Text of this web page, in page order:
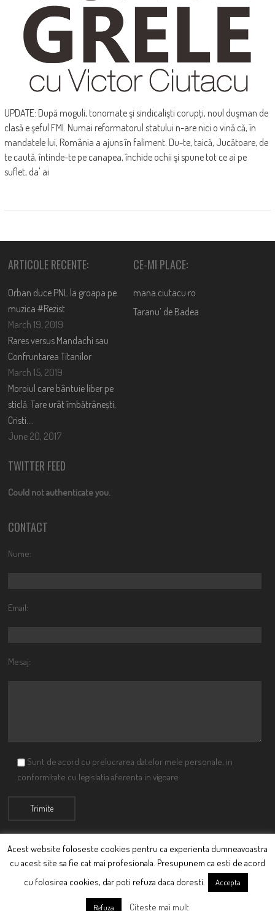
UPDATE: După moguli, tonomate şi sindicalişti corupţi, noul duşman de
clasă e şeful FMI. Numai reformatorul statului n-are nici o vină că, în
mandatele lui, România a ajuns în faliment. Du-te, taică, Jucătoare, de
te caută, întinde-te pe canapea, închide ochii şi spune tot ce ai pe
suflet, da' ai
ARTICOLE RECENTE:
Orban duce PNL la groapa pe
muzica #Rezist
March 19, 2019
Rares versus Mandachi sau
Confruntarea Titanilor
March 15, 2019
Moroiul care bântuie liber pe
sticlă. Tare urât îmbătrânești,
Cristi….
June 20, 2017
CE-MI PLACE:
mana.ciutacu.ro
Taranu’ de Badea
TWITTER FEED
Could not authenticate you.
CONTACT
Nume:
Email:
Mesaj:
Sunt de acord cu prelucrarea datelor mele personale, in
conformitate cu legislatia aferenta in vigoare
© Ciutacu 2015 Parte a Imperiului Ciutacesc.
Acest website foloseste cookies pentru ca experienta dumneavoastra
cu acest site sa fie cat mai profesionala. Presupunem ca esti de acord
cu folosirea cookies, dar poti refuza daca doresti.
Accepta
Refuza Citeste mai mult